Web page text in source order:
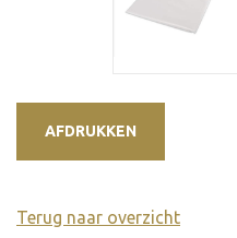
AFDRUKKEN
Terug naar overzicht